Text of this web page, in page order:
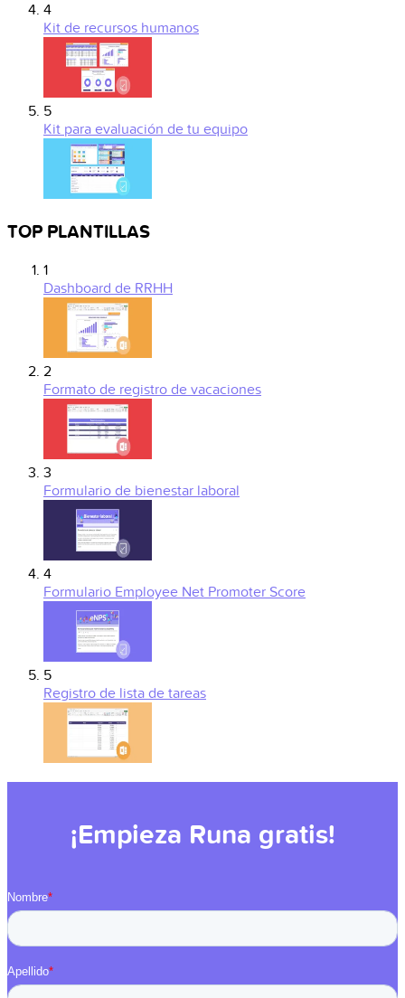
4
Kit de recursos humanos
5
Kit para evaluación de tu equipo
TOP PLANTILLAS
1
Dashboard de RRHH
2
Formato de registro de vacaciones
3
Formulario de bienestar laboral
4
Formulario Employee Net Promoter Score
5
Registro de lista de tareas
¡Empieza Runa gratis!